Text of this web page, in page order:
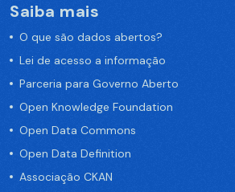
Saiba mais
O que são dados abertos?
Lei de acesso a informação
Parceria para Governo Aberto
Open Knowledge Foundation
Open Data Commons
Open Data Definition
Associação CKAN